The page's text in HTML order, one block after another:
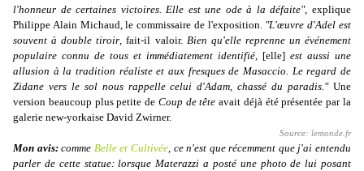
l'honneur de certaines victoires. Elle est une ode à la défaite", explique
Philippe Alain Michaud, le commissaire de l'exposition. "L'œuvre d'Adel est
souvent à double tiroir, fait-il valoir. Bien qu'elle reprenne un événement
populaire connu de tous et immédiatement identifié, [elle] est aussi une
allusion à la tradition réaliste et aux fresques de Masaccio. Le regard de
Zidane vers le sol nous rappelle celui d'Adam, chassé du paradis." Une
version beaucoup plus petite de Coup de tête avait déjà été présentée par la
galerie new-yorkaise David Zwirner.
Source: lemonde.fr
Mon avis:comme Belle et Cultivée, ce n'est que récemment que j'ai entendu
parler de cette statue: lorsque Materazzi a posté une photo de lui posant